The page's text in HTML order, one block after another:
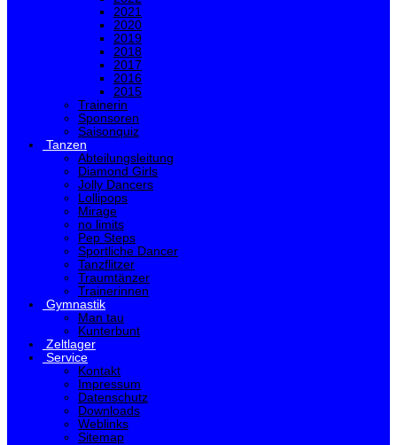
2021
2020
2019
2018
2017
2016
2015
Trainerin
Sponsoren
Saisonquiz
Tanzen
Abteilungsleitung
Diamond Girls
Jolly Dancers
Lollipops
Mirage
no limits
Pep Steps
Sportliche Dancer
Tanzflitzer
Traumtänzer
Trainerinnen
Gymnastik
Man tau
Kunterbunt
Zeltlager
Service
Kontakt
Impressum
Datenschutz
Downloads
Weblinks
Sitemap